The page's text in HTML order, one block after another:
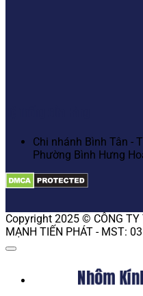
Chi nhánh Bình Tân -
Phường Bình Hưng
Copyright 2025 © CÔNG TY
MẠNH TIẾN PHÁT - MST:
Nhôm